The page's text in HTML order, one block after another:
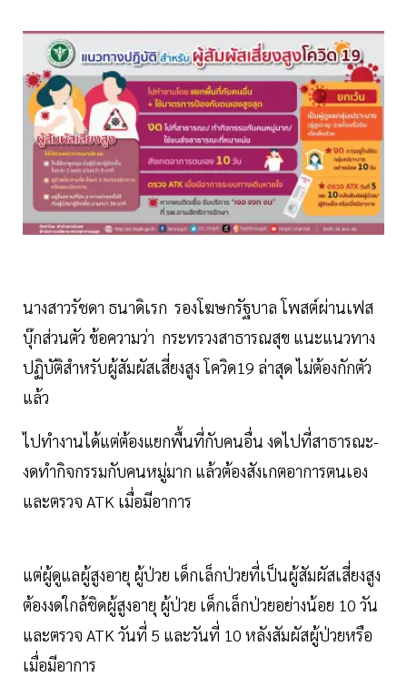
นางสาวรัชดา ธนาดิเรก รองโฆษกรัฐบาล โพสต์ผ่านเฟส
บุ๊กส่วนตัว ข้อความว่า กระทรวงสาธารณสุข แนะแนวทาง
ปฏิบัติสำหรับผู้สัมผัสเสี่ยงสูง โควิด19 ล่าสุด ไม่ต้องกักตัว
แล้ว
ไปทำงานได้แต่ต้องแยกพื้นที่กับคนอื่น งดไปที่สาธารณะ-
งดทำกิจกรรมกับคนหมู่มาก แล้วต้องสังเกตอาการตนเอง
และตรวจ ATK เมื่อมีอาการ
แต่ผู้ดูแลผู้สูงอายุ ผู้ป่วย เด็กเล็กป่วยที่เป็นผู้สัมผัสเสี่ยงสูง
ต้องงดใกล้ชิดผู้สูงอายุ ผู้ป่วย เด็กเล็กป่วยอย่างน้อย 10 วัน
และตรวจ ATK วันที่ 5 และวันที่ 10 หลังสัมผัสผู้ป่วยหรือ
เมื่อมีอาการ